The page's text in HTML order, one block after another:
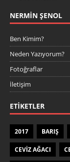
NERMIN ŞENOL
Ben Kimim?
Neden Yazıyorum?
Fotoğraflar
İletişim
ETIKETLER
2017 BARIŞ
CEVIZ AĞACI